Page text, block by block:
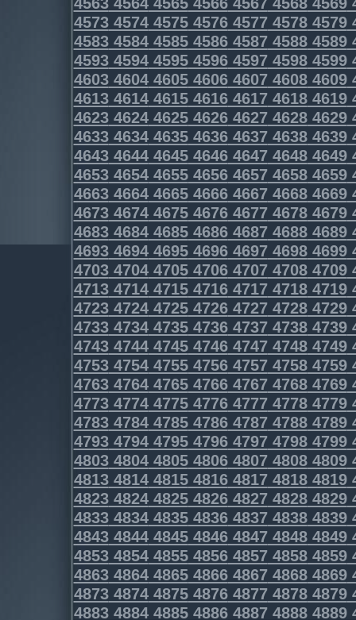
4573457445754576457745784579
4583458445854586458745884589
4593459445954596459745984599
4603460446054606460746084609
4613461446154616461746184619
4623462446254626462746284629
4633463446354636463746384639
4643464446454646464746484649
4653465446554656465746584659
4663466446654666466746684669
4673467446754676467746784679
4683468446854686468746884689
4693469446954696469746984699
4703470447054706470747084709
4713471447154716471747184719
4723472447254726472747284729
4733473447354736473747384739
4743474447454746474747484749
4753475447554756475747584759
4763476447654766476747684769
4773477447754776477747784779
4783478447854786478747884789
4793479447954796479747984799
4803480448054806480748084809
4813481448154816481748184819
4823482448254826482748284829
4833483448354836483748384839
4843484448454846484748484849
4853485448554856485748584859
4863486448654866486748684869
4873487448754876487748784879
4883488448854886488748884889